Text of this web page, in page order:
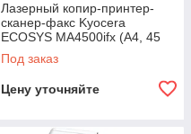
Лазерный копир-принтер-
сканер-факс Kyocera
ECOSYS MA4500ifx (А4, 45
ppm, 1200dpi, 1 Gb, USB, Net,
75 лист.
Под заказ
Цену уточняйте